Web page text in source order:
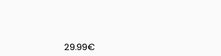
29.99€